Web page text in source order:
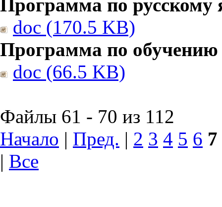
Программа по русскому
doc (170.5 KB)
Программа по обучению
doc (66.5 KB)
Файлы 61 - 70 из 112
Начало | Пред. | 2 3 4 5 6 7
| Все